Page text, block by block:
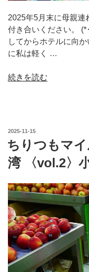
大
飯
店”
の
2025年5月末に母親連
付き合いください。
してからホテルに向
に私は軽く …
“ち
ル
で
行
く、
も
て
な
し
疲
れ
の
続きを読む
投
稿
日:
2025-11-15
ちりつもマ
湾 〈vol.2〉